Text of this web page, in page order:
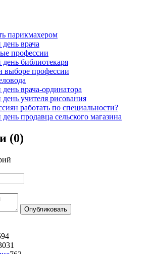
парикмахером
врача
профессии
библиотекаря
выборе профессии
врача-ординатора
учителя рисования
работать по специальности?
продавца сельского магазина
(0)